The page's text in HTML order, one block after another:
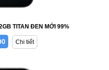
TITAN ĐEN MỚI 99%
Chi tiết